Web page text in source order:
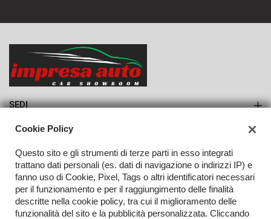
36 Mesi
VEDI
SEDI
Azienda
Contatti
Cookie Policy
Questo sito e gli strumenti di terze parti in esso integrati
trattano dati personali (es. dati di navigazione o indirizzi IP) e
fanno uso di Cookie, Pixel, Tags o altri identificatori necessari
per il funzionamento e per il raggiungimento delle finalità
descritte nella cookie policy, tra cui il miglioramento delle
funzionalità del sito e la pubblicità personalizzata. Cliccando